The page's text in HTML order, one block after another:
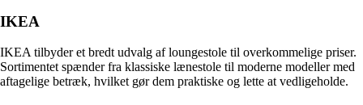
IKEA
IKEA tilbyder et bredt udvalg af loungestole til overkommelige priser.
Sortimentet spænder fra klassiske lænestole til moderne modeller med
aftagelige betræk, hvilket gør dem praktiske og lette at vedligeholde.